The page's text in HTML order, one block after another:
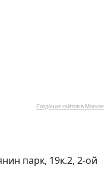
Создание сайтов в Москве
парк, 19к.2, 2-ой